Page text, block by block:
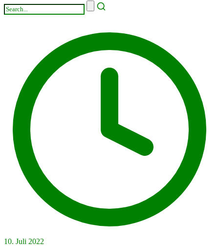
10. Juli 2022